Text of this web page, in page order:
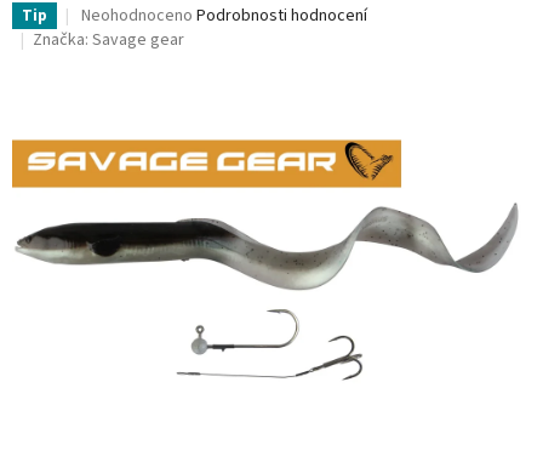
Tip
Průměrné
hodnocení
5
hvězdiček.
Neohodnoceno Podrobnosti hodnocení
Značka: Savage gear